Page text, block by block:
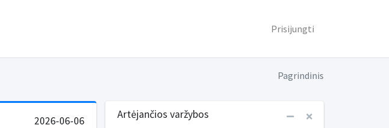
Prisijungti
Pagrindinis
2026-06-06 Artėjančios varžybos